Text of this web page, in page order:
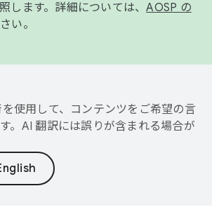
します。詳細については、AOSP の
い。
使用して、コンテンツをご希望の言
。AI 翻訳には誤りが含まれる場合が